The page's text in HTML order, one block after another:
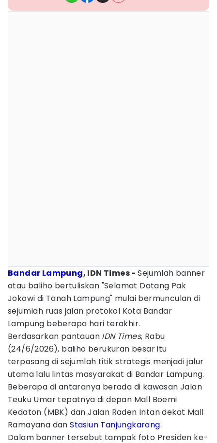
Bandar Lampung, IDN Times -Sejumlah banner
atau baliho bertuliskan "Selamat Datang Pak
Jokowi di Tanah Lampung" mulai bermunculan di
sejumlah ruas jalan protokol Kota Bandar
Lampung beberapa hari terakhir.
Berdasarkan pantauan IDN Times, Rabu
(24/6/2026), baliho berukuran besar itu
terpasang di sejumlah titik strategis menjadi jalur
utama lalu lintas masyarakat di Bandar Lampung.
Beberapa di antaranya berada di kawasan Jalan
Teuku Umar tepatnya di depan Mall Boemi
Kedaton (MBK) dan Jalan Raden Intan dekat Mall
Ramayana danStasiun Tanjungkarang.
Dalam banner tersebut tampak foto Presiden ke-